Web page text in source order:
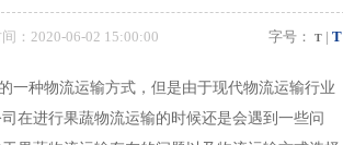
字号： T | T
：2020-06-02 15:00:00
一种物流运输方式，但是由于现代物流运输行业
在进行果蔬物流运输的时候还是会遇到一些问